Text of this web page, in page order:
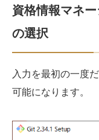
資格情報マネ
の選択
入力を最初の一度
可能になります。